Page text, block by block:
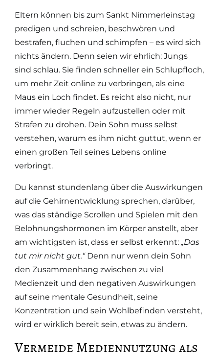
Eltern können bis zum Sankt Nimmerleinstag
predigen und schreien, beschwören und
bestrafen, fluchen und schimpfen – es wird sich
nichts ändern. Denn seien wir ehrlich: Jungs
sind schlau. Sie finden schneller ein Schlupfloch,
um mehr Zeit online zu verbringen, als eine
Maus ein Loch findet. Es reicht also nicht, nur
immer wieder Regeln aufzustellen oder mit
Strafen zu drohen. Dein Sohn muss selbst
verstehen, warum es ihm nicht guttut, wenn er
einen großen Teil seines Lebens online
verbringt.
Du kannst stundenlang über die Auswirkungen
auf die Gehirnentwicklung sprechen, darüber,
was das ständige Scrollen und Spielen mit den
Belohnungshormonen im Körper anstellt, aber
am wichtigsten ist, dass er selbst erkennt: „Das
tut mir nicht gut.“Denn nur wenn dein Sohn
den Zusammenhang zwischen zu viel
Medienzeit und den negativen Auswirkungen
auf seine mentale Gesundheit, seine
Konzentration und sein Wohlbefinden versteht,
wird er wirklich bereit sein, etwas zu ändern.
Vermeide Mediennutzung als